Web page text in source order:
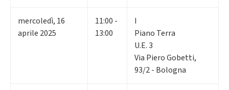
mercoledì, 16
aprile 2025
11:00 -
13:00
I
Piano Terra
U.E. 3
Via Piero Gobetti,
93/2 - Bologna